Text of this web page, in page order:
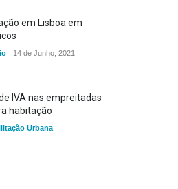
em Lisboa em
14 de Junho, 2021
IVA nas empreitadas
habitação
Urbana